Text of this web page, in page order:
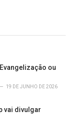
ou
19 DE JUNHO DE 2026
vai divulgar